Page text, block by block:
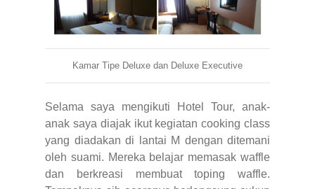
Kamar Tipe Deluxe dan Deluxe Executive
Selama saya mengikuti Hotel Tour, anak-
anak saya diajak ikut kegiatan cooking class
yang diadakan di lantai M dengan ditemani
oleh suami. Mereka belajar memasak waffle
dan berkreasi membuat toping waffle.